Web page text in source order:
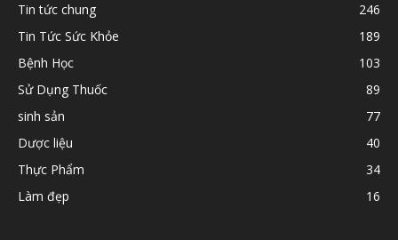
Tin tức chung
246
Tin Tức Sức Khỏe
189
Bệnh Học
103
Sử Dụng Thuốc
89
sinh sản
77
Dược liệu
40
Thực Phẩm
34
Làm đẹp
16